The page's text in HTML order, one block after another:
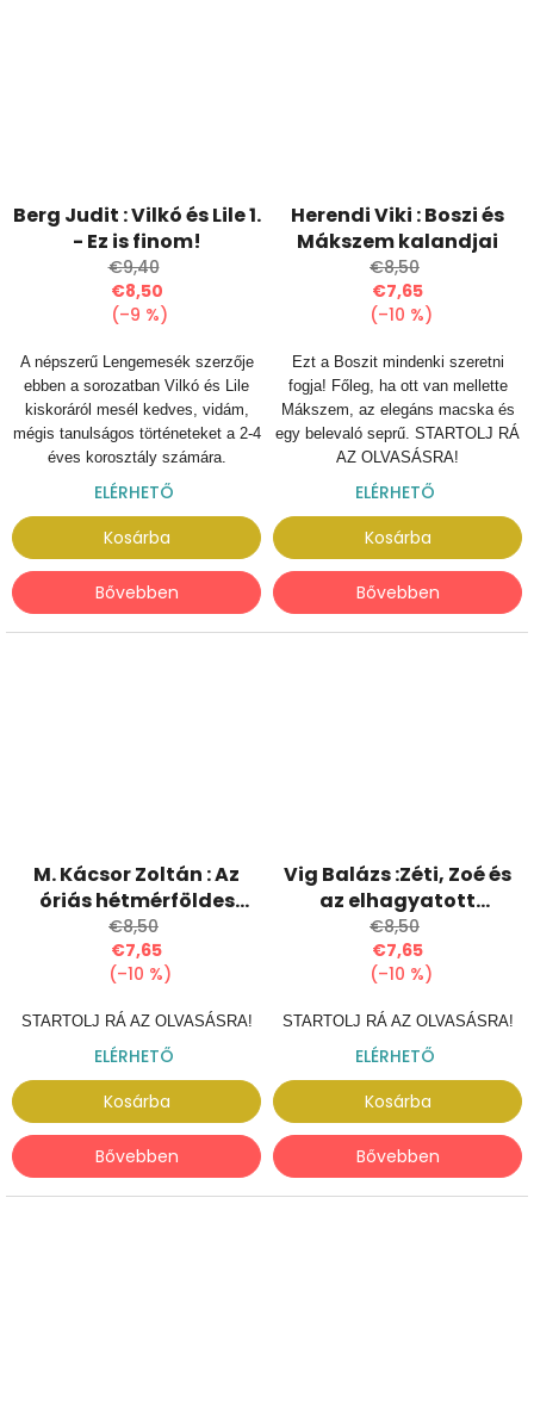
Berg Judit : Vilkó és Lile 1.
- Ez is finom!
€9,40
€8,50
(–9 %)
A népszerű Lengemesék szerzője
ebben a sorozatban Vilkó és Lile
kiskoráról mesél kedves, vidám,
mégis tanulságos történeteket a 2-4
éves korosztály számára.
ELÉRHETŐ
Kosárba
Bővebben
Herendi Viki : Boszi és
Mákszem kalandjai
€8,50
€7,65
(–10 %)
Ezt a Boszit mindenki szeretni
fogja! Főleg, ha ott van mellette
Mákszem, az elegáns macska és
egy belevaló seprű. STARTOLJ RÁ
AZ OLVASÁSRA!
ELÉRHETŐ
Kosárba
Bővebben
M. Kácsor Zoltán : Az
óriás hétmérföldes
csizmája
€8,50
€7,65
(–10 %)
STARTOLJ RÁ AZ OLVASÁSRA!
ELÉRHETŐ
Kosárba
Bővebben
Vig Balázs :Zéti, Zoé és
az elhagyatott
játszótér
€8,50
€7,65
(–10 %)
STARTOLJ RÁ AZ OLVASÁSRA!
ELÉRHETŐ
Kosárba
Bővebben